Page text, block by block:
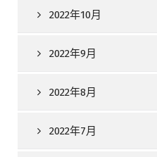
2022年10月
2022年9月
2022年8月
2022年7月